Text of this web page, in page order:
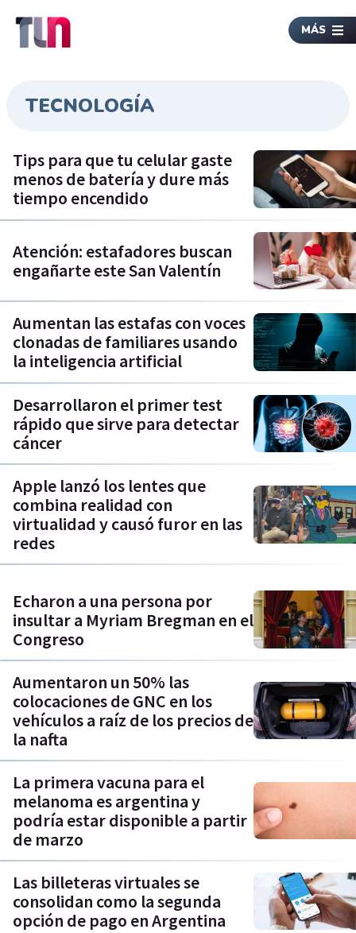
MÁS
TECNOLOGÍA
Tips para que tu celular gaste
menos de batería y dure más
tiempo encendido
Atención: estafadores buscan
engañarte este San Valentín
Aumentan las estafas con voces
clonadas de familiares usando
la inteligencia artificial
Desarrollaron el primer test
rápido que sirve para detectar
cáncer
Apple lanzó los lentes que
combina realidad con
virtualidad y causó furor en las
redes
Echaron a una persona por
insultar a Myriam Bregman en el
Congreso
Aumentaron un 50% las
colocaciones de GNC en los
vehículos a raíz de los precios de
la nafta
La primera vacuna para el
melanoma es argentina y
podría estar disponible a partir
de marzo
Las billeteras virtuales se
consolidan como la segunda
opción de pago en Argentina